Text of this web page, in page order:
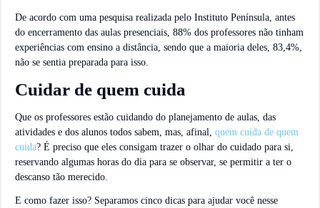
De acordo com uma pesquisa realizada pelo Instituto Península, antes
do encerramento das aulas presenciais, 88% dos professores não tinham
experiências com ensino a distância, sendo que a maioria deles, 83,4%,
não se sentia preparada para isso.
Cuidar de quem cuida
Que os professores estão cuidando do planejamento de aulas, das
atividades e dos alunos todos sabem, mas, afinal, quem cuida de quem
cuida? É preciso que eles consigam trazer o olhar do cuidado para si,
reservando algumas horas do dia para se observar, se permitir a ter o
descanso tão merecido.
E como fazer isso? Separamos cinco dicas para ajudar você nesse